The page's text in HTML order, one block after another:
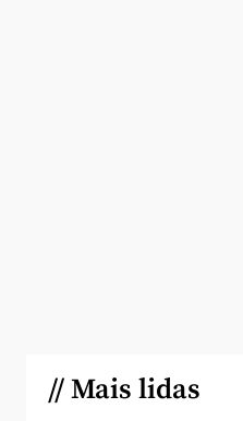
// Mais lidas